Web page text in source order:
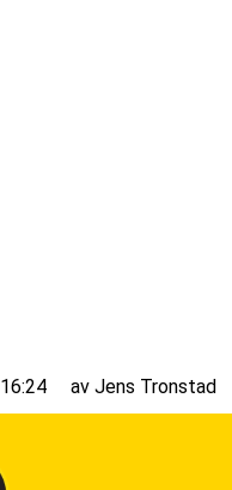
16:24 av Jens Tronstad